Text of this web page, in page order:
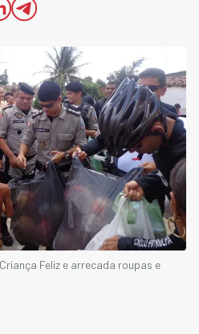
Feliz e arrecada roupas e